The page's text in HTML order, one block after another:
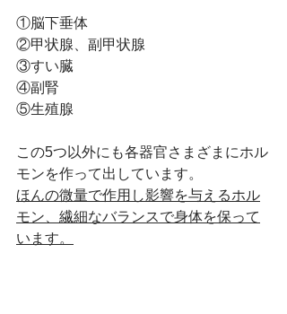
①脳下垂体
②甲状腺、副甲状腺
③すい臓
④副腎
⑤生殖腺
この5つ以外にも各器官さまざまにホル
モンを作って出しています。
ほんの微量で作用し影響を与えるホル
モン、繊細なバランスで身体を保って
います。